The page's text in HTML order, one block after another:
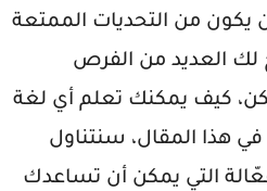
يكون من التحديات الممتعة
لك العديد من الفرص
كيف يمكنك تعلم أي لغة
هذا المقال، سنتناول
التي يمكن أن تساعدك